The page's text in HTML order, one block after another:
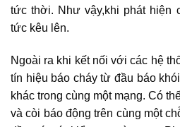
tức thời. Như vậy,khi phát hiện
tức kêu lên.
Ngoài ra khi kết nối với các hệ
tín hiệu báo cháy từ đầu báo
khác trong cùng một mạng. Có
và còi báo động trên cùng một